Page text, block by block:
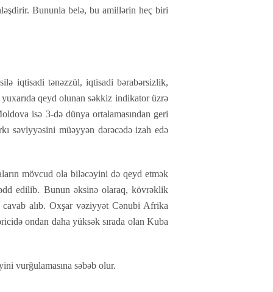
Bununla belə, bu amillərin heç biri
iqtisadi tənəzzül, iqtisadi bərabərsizlik,
qeyd olunan səkkiz indikator üzrə
isə 3-də dünya ortalamasından geri
səviyyəsini müəyyən dərəcədə izah edə
mövcud ola biləcəyini də qeyd etmək
edilib. Bunun əksinə olaraq, kövrəklik
alıb. Oxşar vəziyyət Cənubi Afrika
ondan daha yüksək sırada olan Kuba
vurğulamasına səbəb olur.